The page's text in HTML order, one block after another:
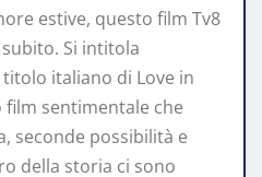
estive, questo film Tv8
Si intitola
titolo italiano di Love in
film sentimentale che
seconde possibilità e
della storia ci sono